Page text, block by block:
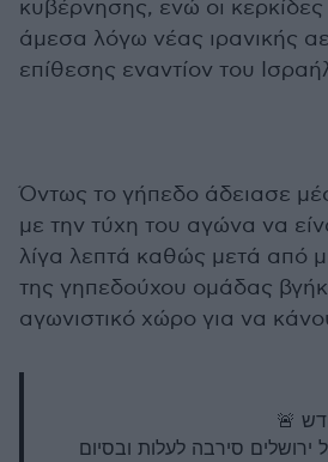
κυβέρνησης, ενώ οι
άμεσα λόγω νέας ιρανικής
επίθεσης εναντίον του
Όντως το γήπεδο άδειασε
με την τύχη του αγώνα να
λίγα λεπτά καθώς μετά από
της γηπεδούχου ομάδας
αγωνιστικό χώρο για να
🚨
ירושלים סירבה לעלות ובסיום